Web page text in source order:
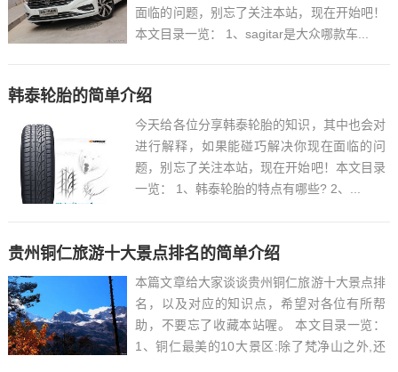
面临的问题，别忘了关注本站，现在开始吧！
本文目录一览： 1、sagitar是大众哪款车...
韩泰轮胎的简单介绍
今天给各位分享韩泰轮胎的知识，其中也会对
进行解释，如果能碰巧解决你现在面临的问
题，别忘了关注本站，现在开始吧！本文目录
一览： 1、韩泰轮胎的特点有哪些? 2、...
贵州铜仁旅游十大景点排名的简单介绍
本篇文章给大家谈谈贵州铜仁旅游十大景点排
名，以及对应的知识点，希望对各位有所帮
助，不要忘了收藏本站喔。 本文目录一览：
1、铜仁最美的10大景区:除了梵净山之外,还